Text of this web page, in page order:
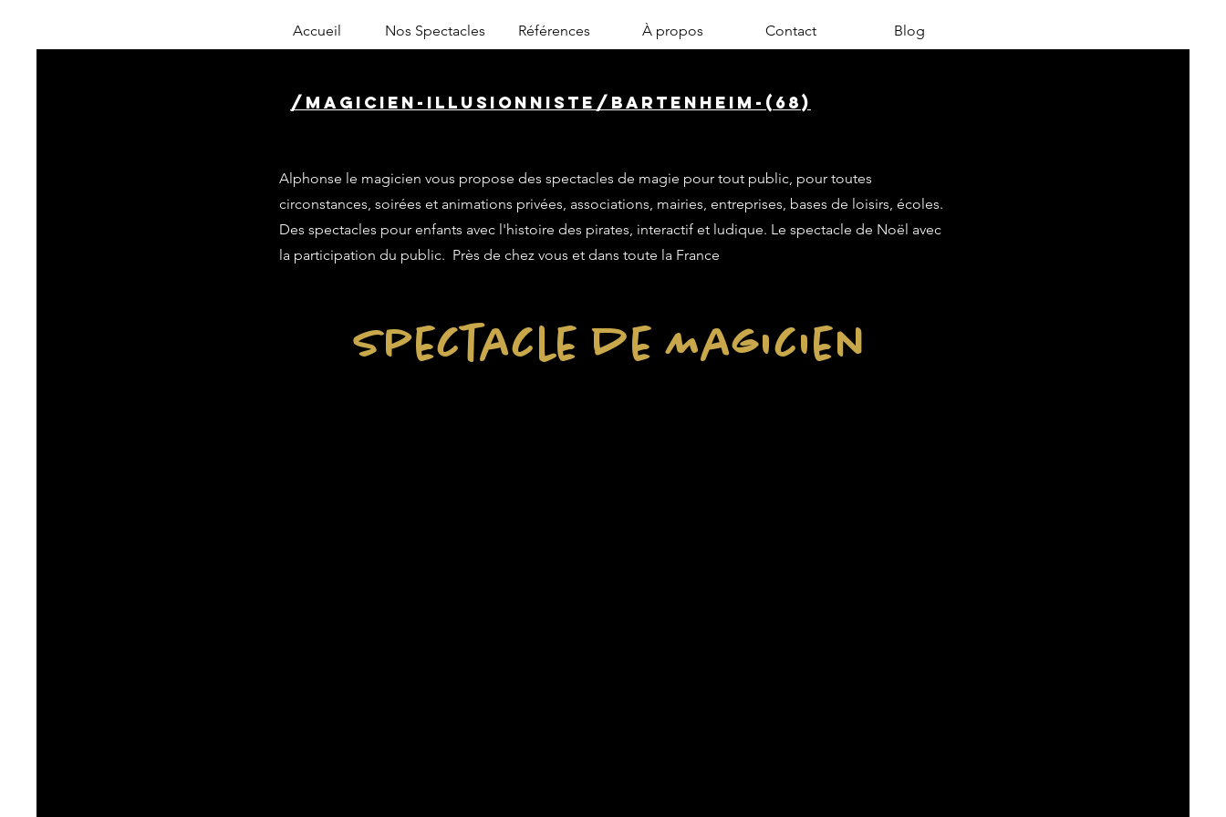
Accueil Nos Spectacles Références À propos Contact Blog
/magicien-illusionniste/bartenheim-(68)
Alphonse le magicien vous propose des spectacles de magie pour tout public, pour toutes
circonstances, soirées et animations privées, associations, mairies, entreprises, bases de loisirs, écoles.
Des spectacles pour enfants avec l'histoire des pirates, interactif et ludique. Le spectacle de Noël avec
la participation du public. Près de chez vous et dans toute la France
Spectacle de Magicien